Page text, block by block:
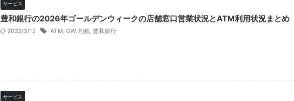
サービス
豊和銀行の2026年ゴールデンウィークの店舗窓口営業状況とATM利用状況まとめ
2022/3/12 ATM, GW, 地銀, 豊和銀行
サービス